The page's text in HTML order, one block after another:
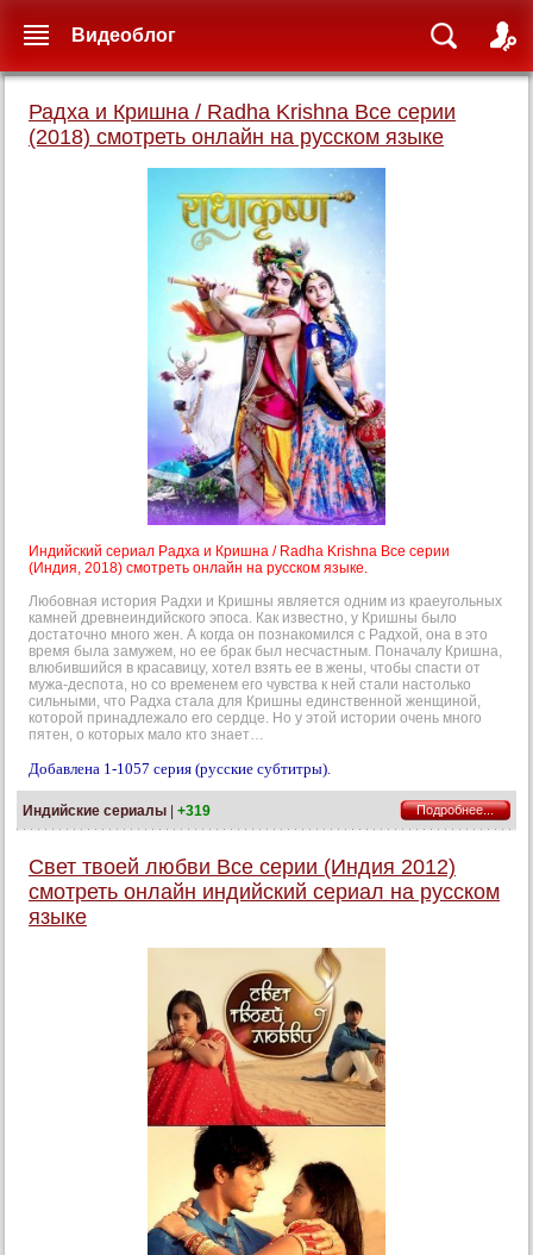
Радха и Кришна / Radha Krishna Все серии
(2018) смотреть онлайн на русском языке
Индийский сериал Радха и Кришна / Radha Krishna Все серии
(Индия, 2018) смотреть онлайн на русском языке.
Любовная история Радхи и Кришны является одним из краеугольных
камней древнеиндийского эпоса. Как известно, у Кришны было
достаточно много жен. А когда он познакомился с Радхой, она в это
время была замужем, но ее брак был несчастным. Поначалу Кришна,
влюбившийся в красавицу, хотел взять ее в жены, чтобы спасти от
мужа-деспота, но со временем его чувства к ней стали настолько
сильными, что Радха стала для Кришны единственной женщиной,
которой принадлежало его сердце. Но у этой истории очень много
пятен, о которых мало кто знает…
Добавлена 1-1057 серия (русские субтитры).
Индийские сериалы | +319 Подробнее...
Свет твоей любви Все серии (Индия 2012)
смотреть онлайн индийский сериал на русском
языке
Видеоблог